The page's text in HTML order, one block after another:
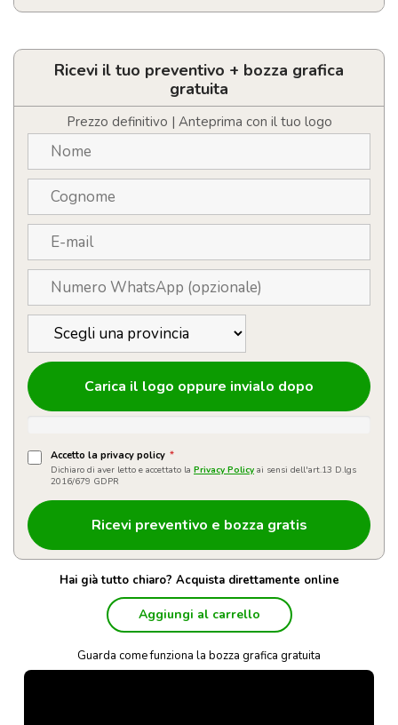
Supporto
cellulare
quantità
Ricevi il tuo preventivo + bozza grafica
gratuita
Prezzo definitivo | Anteprima con il tuo logo
Carica il logo oppure invialo dopo
Accetto la privacy policy *
Dichiaro di aver letto e accettato la Privacy Policy ai sensi dell'art.13 D.lgs
2016/679 GDPR
Hai già tutto chiaro? Acquista direttamente online
Aggiungi al carrello
Guarda come funziona la bozza grafica gratuita